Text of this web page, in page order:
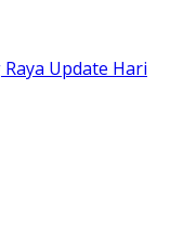
Update Hari